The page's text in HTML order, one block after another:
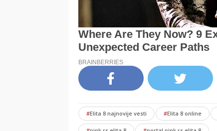
#Elita 8 najnovije vesti #Elita 8 online